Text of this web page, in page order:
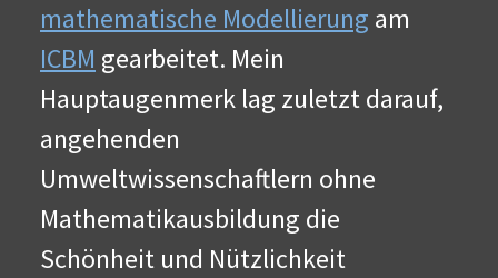
mathematische Modellierung am
ICBM gearbeitet. Mein
Hauptaugenmerk lag zuletzt darauf,
angehenden
Umweltwissenschaftlern ohne
Mathematikausbildung die
Schönheit und Nützlichkeit